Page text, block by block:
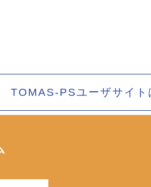
TOMAS-PSユーザサイト